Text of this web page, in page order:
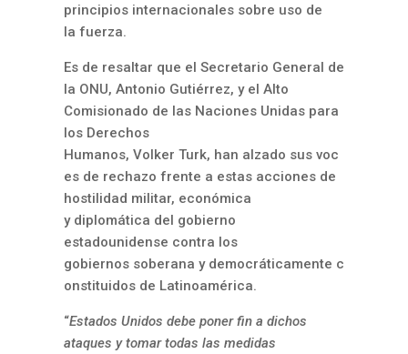
principios internacionales sobre uso de
la fuerza.
Es de resaltar que el Secretario General de
la ONU, Antonio Gutiérrez, y el Alto
Comisionado de las Naciones Unidas para
los Derechos
Humanos, Volker Turk, han alzado sus voc
es de rechazo frente a estas acciones de
hostilidad militar, económica
y diplomática del gobierno
estadounidense contra los
gobiernos soberana y democráticamente c
onstituidos de Latinoamérica.
“Estados Unidos debe poner fin a dichos
ataques y tomar todas las medidas